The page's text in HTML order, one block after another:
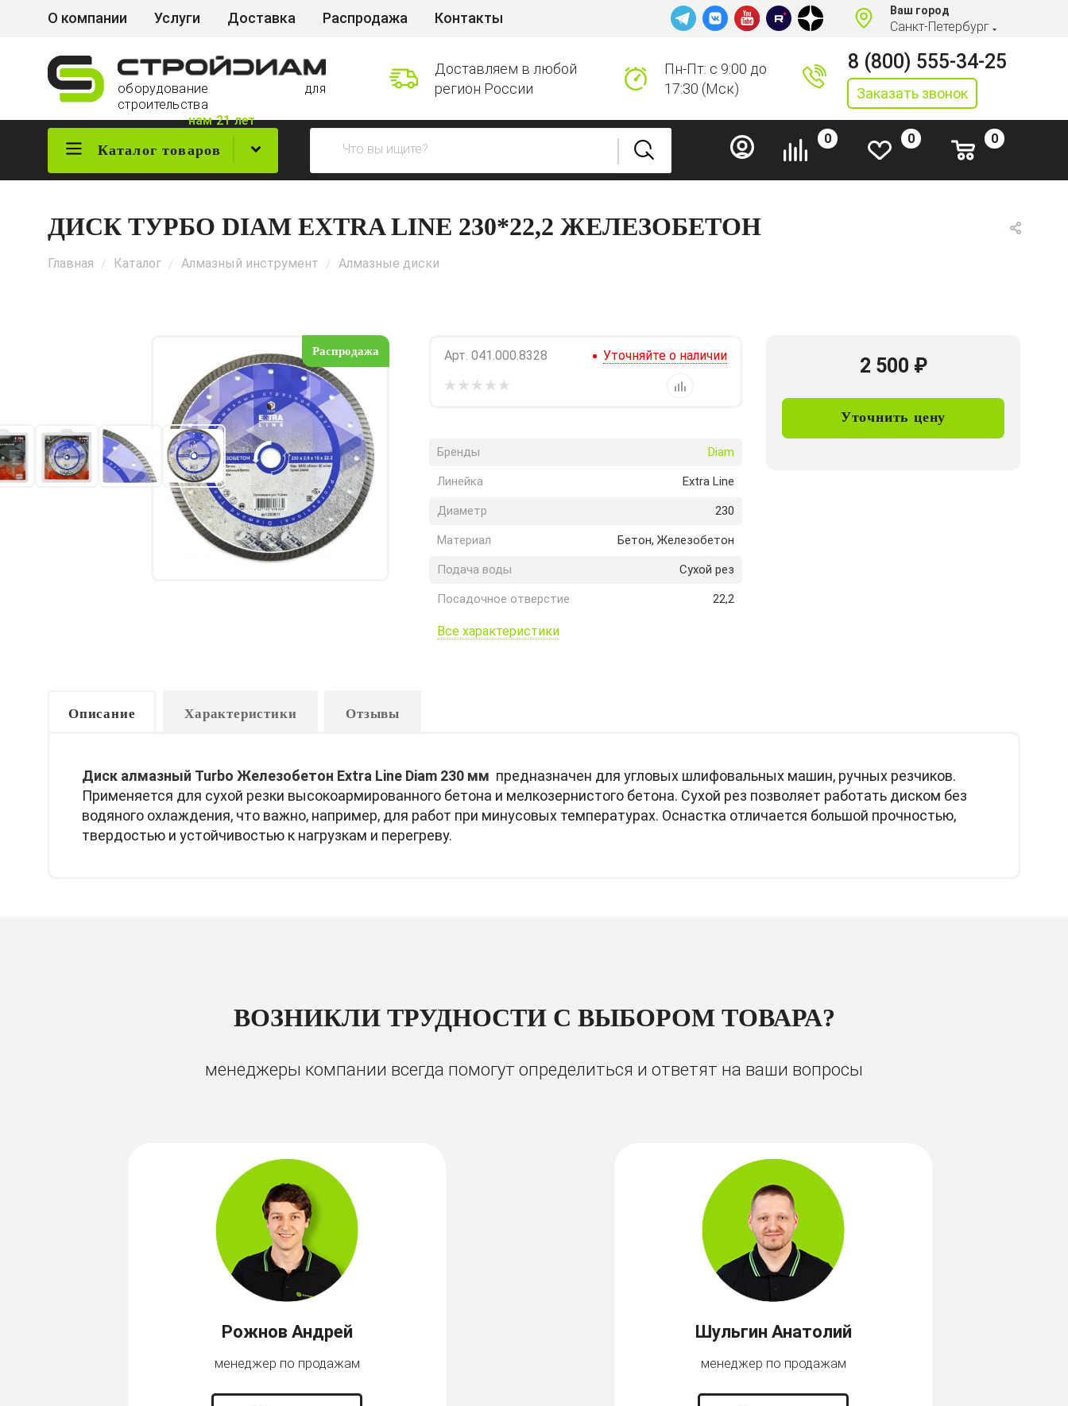
О компании Услуги Доставка Распродажа Контакты Ваш город
Санкт-Петербург
оборудование для
строительства
нам 21 лет
Доставляем в любой
регион России
Пн-Пт: с 9:00 до
17:30 (Мск)
8 (800) 555-34-25
Заказать звонок
Каталог товаров
0 0 0
ДИСК ТУРБО DIAM EXTRA LINE 230*22,2 ЖЕЛЕЗОБЕТОН
Главная / Каталог / Алмазный инструмент / Алмазные диски
Распродажа Арт. 041.000.8328 Уточняйте о наличии
Бренды Diam
Линейка Extra Line
Диаметр 230
Материал Бетон, Железобетон
Подача воды Сухой рез
Посадочное отверстие 22,2
Все характеристики
2 500 ₽
Уточнить цену
Описание Характеристики Отзывы
Диск алмазный Turbo Железобетон Extra Line Diam 230 мм предназначен для угловых шлифовальных машин, ручных резчиков.
Применяется для сухой резки высокоармированного бетона и мелкозернистого бетона. Сухой рез позволяет работать диском без
водяного охлаждения, что важно, например, для работ при минусовых температурах. Оснастка отличается большой прочностью,
твердостью и устойчивостью к нагрузкам и перегреву.
ВОЗНИКЛИ ТРУДНОСТИ С ВЫБОРОМ ТОВАРА?
менеджеры компании всегда помогут определиться и ответят на ваши вопросы
Рожнов Андрей
менеджер по продажам
Шульгин Анатолий
менеджер по продажам